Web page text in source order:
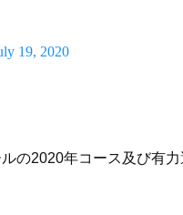
19, 2020
の2020年コース及び有力